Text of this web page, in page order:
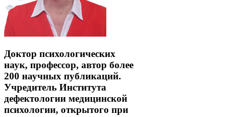
Доктор психологических
наук, профессор, автор более
200 научных публикаций.
Учредитель Института
дефектологии медицинской
психологии, открытого при